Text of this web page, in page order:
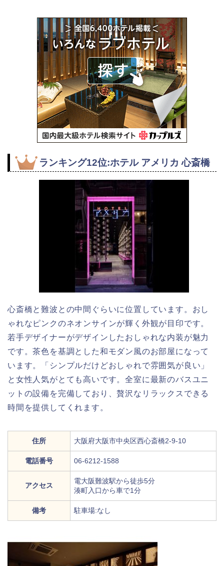
ランキング12位:ホテル アメリカ 心斎橋
心斎橋と難波との中間ぐらいに位置しています。おし
ゃれなピンクのネオンサインが輝く外観が目印です。
若手デザイナーがデザインしたおしゃれな内装が魅力
です。茶色を基調とした和モダン風のお部屋になって
います。「シンプルだけどおしゃれで雰囲気が良い」
と女性人気がとても高いです。全室に最新のバスユニ
ットの設備を完備しており、贅沢なリラックスできる
時間を提供してくれます。
住所 大阪府大阪市中央区西心斎橋2-9-10
電話番号 06-6212-1588
アクセス
電大阪難波駅から徒歩5分
湊町入口から車で1分
備考 駐車場:なし